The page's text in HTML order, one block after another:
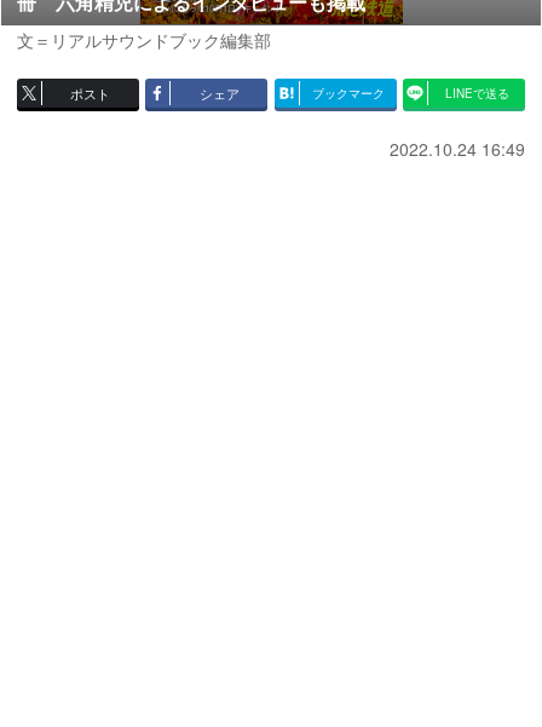
文＝リアルサウンドブック編集部
ポスト シェア ブックマーク LINEで送る
2022.10.24 16:49